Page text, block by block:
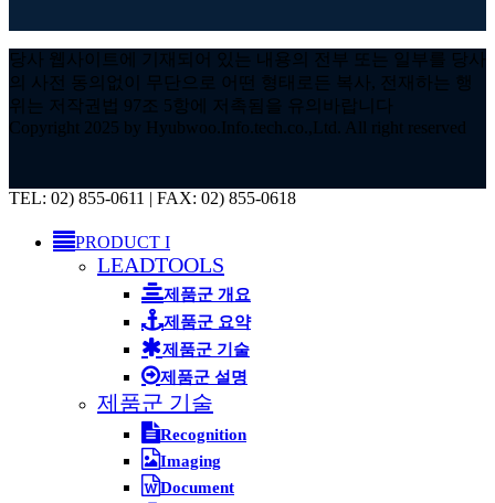
당사 웹사이트에 기재되어 있는 내용의 전부 또는 일부를 당사
의 사전 동의없이 무단으로 어떤 형태로든 복사, 전재하는 행
위는 저작권법 97조 5항에 저촉됨을 유의바랍니다
Copyright 2025 by Hyubwoo.Info.tech.co.,Ltd. All right reserved
Close
TEL: 02) 855-0611 | FAX: 02) 855-0618
PRODUCT I
LEADTOOLS
제품군 개요
제품군 요약
제품군 기술
제품군 설명
제품군 기술
Recognition
Imaging
Document